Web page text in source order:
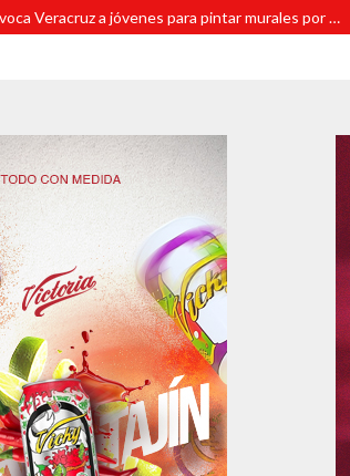
Convoca Veracruz a jóvenes para pintar murales por la paz en sus escuelas